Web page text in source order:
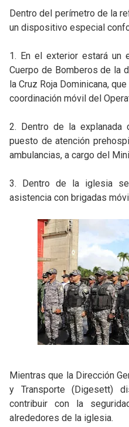
Dentro del perímetro de la
un dispositivo especial
1. En el exterior estará un
Cuerpo de Bomberos de la
la Cruz Roja Dominicana,
coordinación móvil del
2. Dentro de la explanada
puesto de atención
ambulancias, a cargo del
3. Dentro de la iglesia
asistencia con brigadas
Mientras que la Dirección
y Transporte (Digesett)
contribuir con la
alrededores de la iglesia.